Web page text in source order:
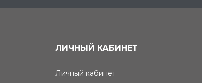
ЛИЧНЫЙ КАБИНЕТ
Личный кабинет